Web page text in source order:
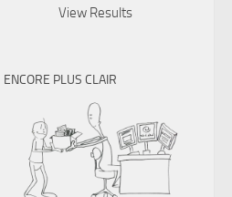
View Results
ENCORE PLUS CLAIR